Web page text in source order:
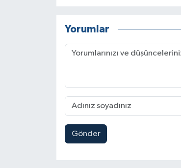
Yorumlar
Gönder